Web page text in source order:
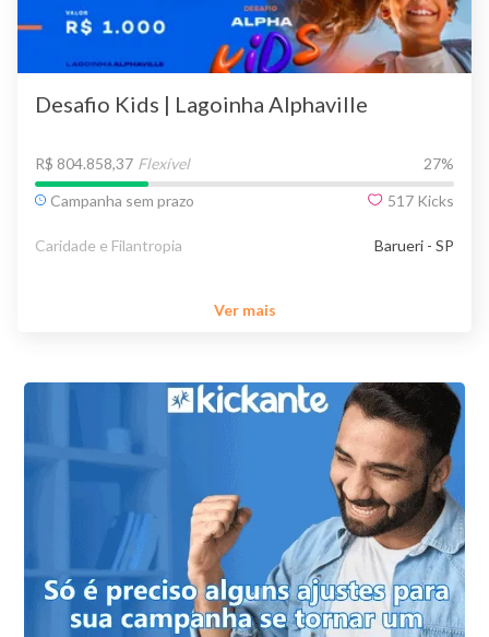
Desafio Kids | Lagoinha Alphaville
R$ 804.858,37 Flexível 27%
Campanha sem prazo
517 Kicks
Caridade e Filantropia Barueri - SP
Ver mais